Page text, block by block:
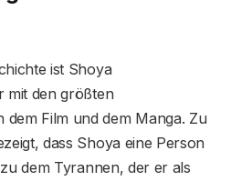
ist Shoya
mit den größten
dem Film und dem Manga. Zu
dass Shoya eine Person
dem Tyrannen, der er als